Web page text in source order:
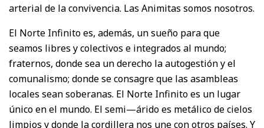
arterial de la convivencia. Las Animitas somos nosotros.
El Norte Infinito es, además, un sueño para que
seamos libres y colectivos e integrados al mundo;
fraternos, donde sea un derecho la autogestión y el
comunalismo; donde se consagre que las asambleas
locales sean soberanas. El Norte Infinito es un lugar
único en el mundo. El semi—árido es metálico de cielos
limpios y donde la cordillera nos une con otros países. Y